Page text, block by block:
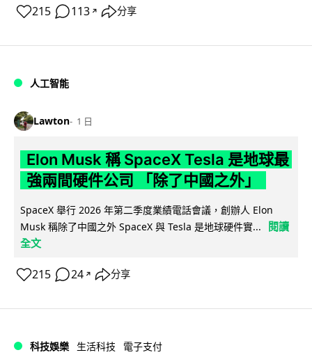
215 113 ↗ 分享
人工智能
Lawton 1 日
Elon Musk 稱 SpaceX Tesla 是地球最
強兩間硬件公司 「除了中國之外」
SpaceX 舉行 2026 年第二季度業績電話會議，創辦人 Elon
Musk 稱除了中國之外 SpaceX 與 Tesla 是地球硬件實...
閱讀
全文
215 24 ↗ 分享
科技娛樂 生活科技 電子支付